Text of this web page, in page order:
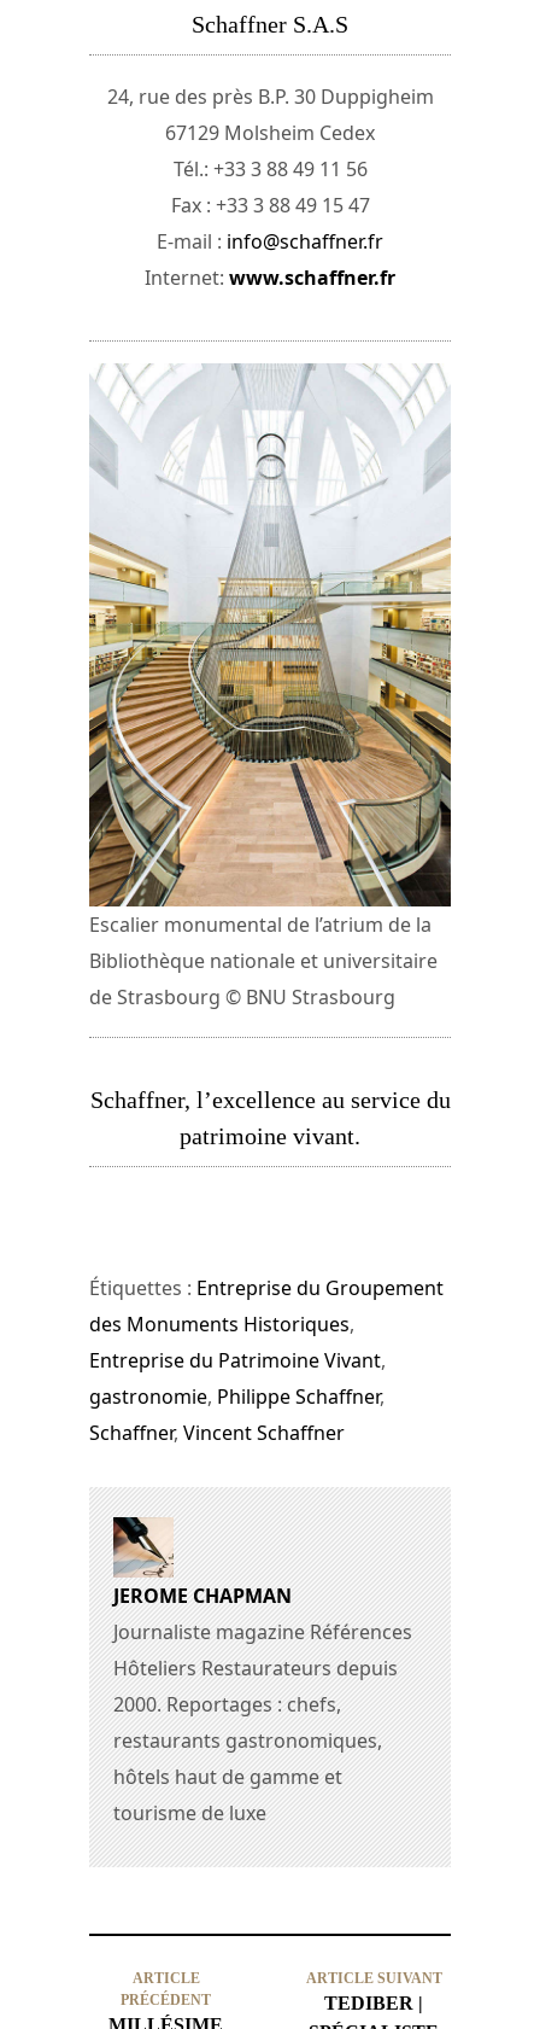
Schaffner S.A.S
24, rue des près B.P. 30 Duppigheim
67129 Molsheim Cedex
Tél.: +33 3 88 49 11 56
Fax : +33 3 88 49 15 47
E-mail : info@schaffner.fr
Internet: www.schaffner.fr
Escalier monumental de l’atrium de la
Bibliothèque nationale et universitaire
de Strasbourg © BNU Strasbourg
Schaffner, l’excellence au service du
patrimoine vivant.
Étiquettes : Entreprise du Groupement
des Monuments Historiques,
Entreprise du Patrimoine Vivant,
gastronomie, Philippe Schaffner,
Schaffner, Vincent Schaffner
JEROME CHAPMAN
Journaliste magazine Références
Hôteliers Restaurateurs depuis
2000. Reportages : chefs,
restaurants gastronomiques,
hôtels haut de gamme et
tourisme de luxe
ARTICLE
PRÉCÉDENT
ARTICLE SUIVANT
TEDIBER |